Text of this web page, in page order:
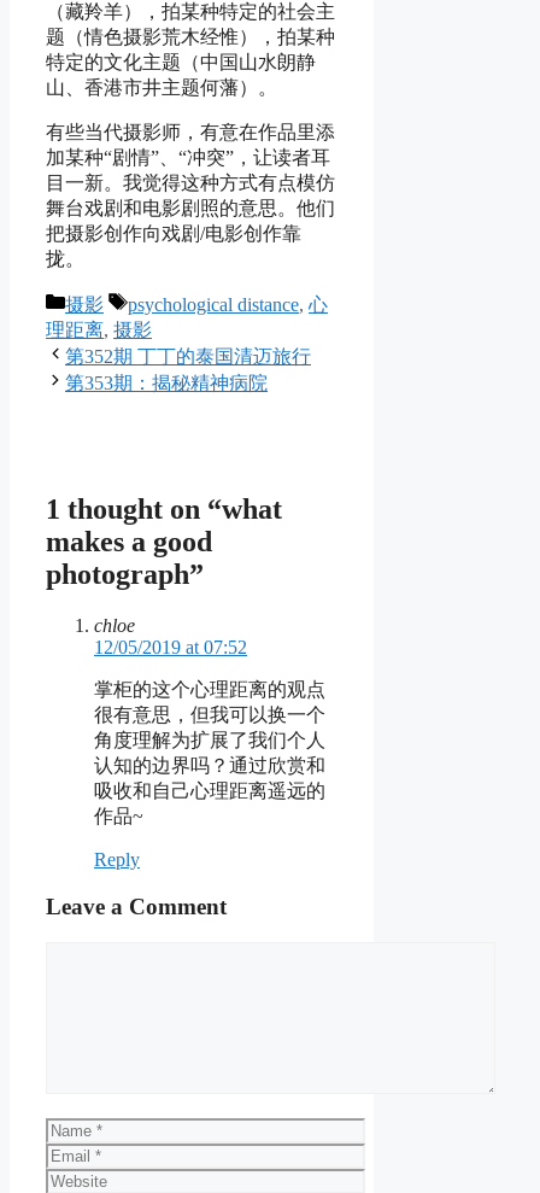
（藏羚羊），拍某种特定的社会主
题（情色摄影荒木经惟），拍某种
特定的文化主题（中国山水朗静
山、香港市井主题何藩）。
有些当代摄影师，有意在作品里添
加某种“剧情”、“冲突”，让读者耳
目一新。我觉得这种方式有点模仿
舞台戏剧和电影剧照的意思。他们
把摄影创作向戏剧/电影创作靠
拢。
Categories
摄影 Tags
psychological distance, 心
理距离, 摄影
第352期 丁丁的泰国清迈旅行
第353期：揭秘精神病院
1 thought on “what
makes a good
photograph”
chloe
12/05/2019 at 07:52
掌柜的这个心理距离的观点
很有意思，但我可以换一个
角度理解为扩展了我们个人
认知的边界吗？通过欣赏和
吸收和自己心理距离遥远的
作品~
Reply
Leave a Comment
Name
Email
Website